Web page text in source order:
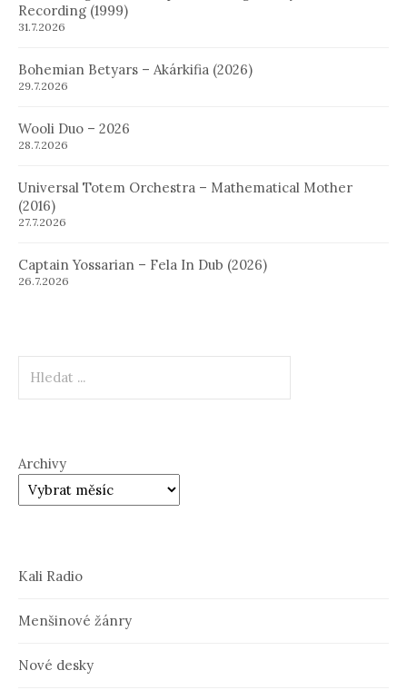
Recording (1999)
31.7.2026
Bohemian Betyars – Akárkifia (2026)
29.7.2026
Wooli Duo – 2026
28.7.2026
Universal Totem Orchestra – Mathematical Mother
(2016)
27.7.2026
Captain Yossarian – Fela In Dub (2026)
26.7.2026
Archivy
Kali Radio
Menšinové žánry
Nové desky